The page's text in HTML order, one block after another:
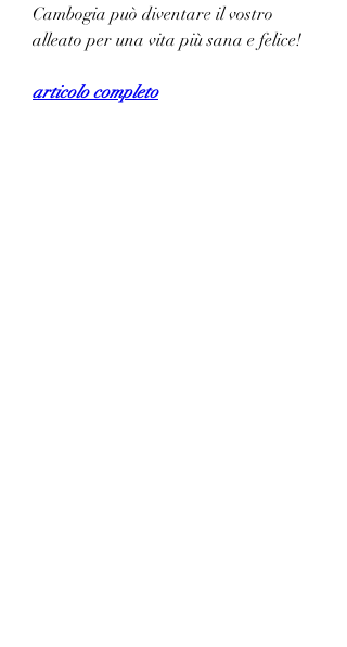
Cambogia può diventare il vostro
alleato per una vita più sana e felice!
articolo completo